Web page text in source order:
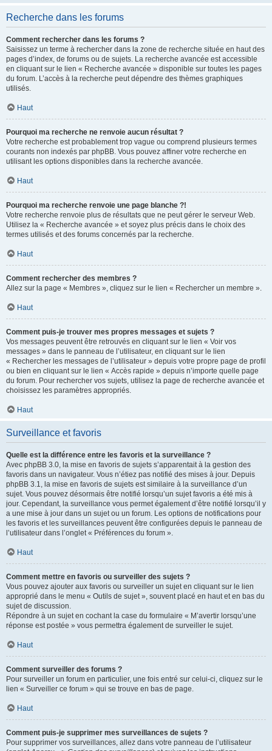
Recherche dans les forums
Comment rechercher dans les forums ?
Saisissez un terme à rechercher dans la zone de recherche située en haut des
pages d’index, de forums ou de sujets. La recherche avancée est accessible
en cliquant sur le lien « Recherche avancée » disponible sur toutes les pages
du forum. L’accès à la recherche peut dépendre des thèmes graphiques
utilisés.
Haut
Pourquoi ma recherche ne renvoie aucun résultat ?
Votre recherche est probablement trop vague ou comprend plusieurs termes
courants non indexés par phpBB. Vous pouvez affiner votre recherche en
utilisant les options disponibles dans la recherche avancée.
Haut
Pourquoi ma recherche renvoie une page blanche ?!
Votre recherche renvoie plus de résultats que ne peut gérer le serveur Web.
Utilisez la « Recherche avancée » et soyez plus précis dans le choix des
termes utilisés et des forums concernés par la recherche.
Haut
Comment rechercher des membres ?
Allez sur la page « Membres », cliquez sur le lien « Rechercher un membre ».
Haut
Comment puis-je trouver mes propres messages et sujets ?
Vos messages peuvent être retrouvés en cliquant sur le lien « Voir vos
messages » dans le panneau de l’utilisateur, en cliquant sur le lien
« Rechercher les messages de l’utilisateur » depuis votre propre page de profil
ou bien en cliquant sur le lien « Accès rapide » depuis n’importe quelle page
du forum. Pour rechercher vos sujets, utilisez la page de recherche avancée et
choisissez les paramètres appropriés.
Haut
Surveillance et favoris
Quelle est la différence entre les favoris et la surveillance ?
Avec phpBB 3.0, la mise en favoris de sujets s’apparentait à la gestion des
favoris dans un navigateur. Vous n’étiez pas notifié des mises à jour. Depuis
phpBB 3.1, la mise en favoris de sujets est similaire à la surveillance d’un
sujet. Vous pouvez désormais être notifié lorsqu’un sujet favoris a été mis à
jour. Cependant, la surveillance vous permet également d’être notifié lorsqu’il y
a une mise à jour dans un sujet ou un forum. Les options de notifications pour
les favoris et les surveillances peuvent être configurées depuis le panneau de
l’utilisateur dans l’onglet « Préférences du forum ».
Haut
Comment mettre en favoris ou surveiller des sujets ?
Vous pouvez ajouter aux favoris ou surveiller un sujet en cliquant sur le lien
approprié dans le menu « Outils de sujet », souvent placé en haut et en bas du
sujet de discussion.
Répondre à un sujet en cochant la case du formulaire « M’avertir lorsqu’une
réponse est postée » vous permettra également de surveiller le sujet.
Haut
Comment surveiller des forums ?
Pour surveiller un forum en particulier, une fois entré sur celui-ci, cliquez sur le
lien « Surveiller ce forum » qui se trouve en bas de page.
Haut
Comment puis-je supprimer mes surveillances de sujets ?
Pour supprimer vos surveillances, allez dans votre panneau de l’utilisateur